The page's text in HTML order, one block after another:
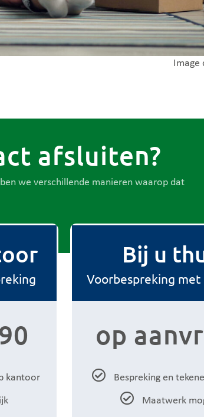
Image
afsluiten?
we verschillende manieren waarop dat
kantoor
Bij u
Voorbespreking met
op
Bespreking en
Maatwerk